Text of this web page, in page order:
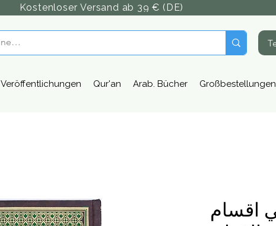
Kostenloser Versand ab 39 € (DE)
Veröffentlichungen Qur'an Arab. Bücher Großbestellungen
اقسام